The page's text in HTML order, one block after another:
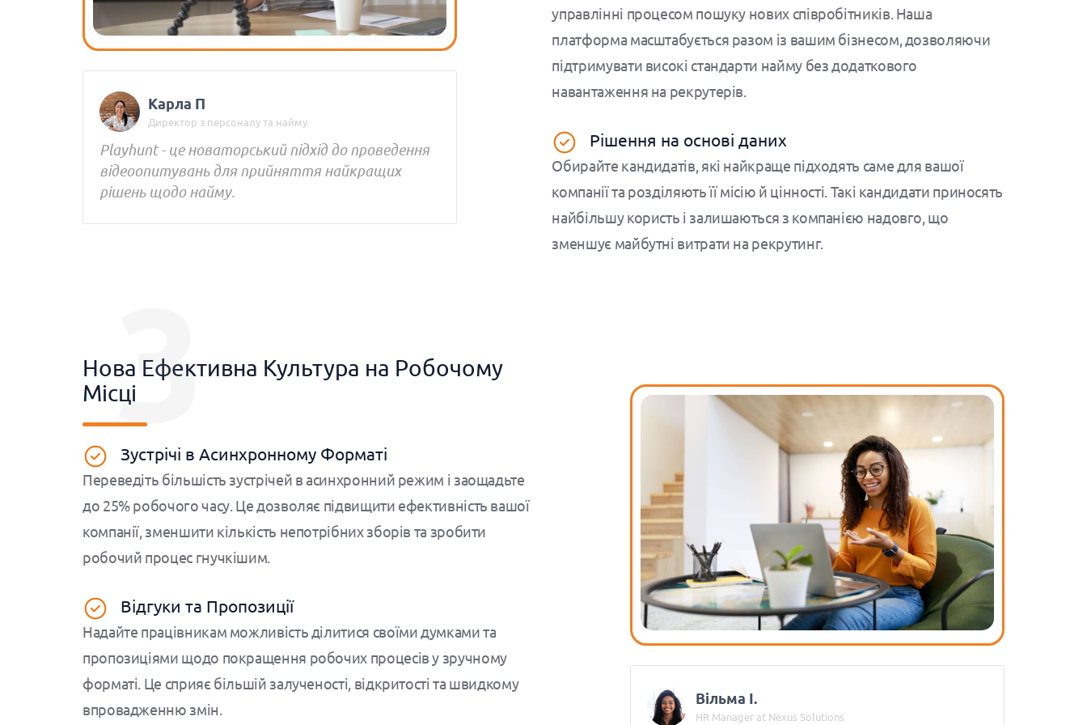
Карла П
Директор з персоналу та найму
Playhunt - це новаторський підхід до проведення
відеоопитувань для прийняття найкращих
рішень щодо найму.
управлінні процесом пошуку нових співробітників. Наша
платформа масштабується разом із вашим бізнесом, дозволяючи
підтримувати високі стандарти найму без додаткового
навантаження на рекрутерів.
Рішення на основі даних
Обирайте кандидатів, які найкраще підходять саме для вашої
компанії та розділяють її місію й цінності. Такі кандидати приносять
найбільшу користь і залишаються з компанією надовго, що
зменшує майбутні витрати на рекрутинг.
Нова Ефективна Культура на Робочому
Місці3
Зустрічі в Асинхронному Форматі
Переведіть більшість зустрічей в асинхронний режим і заощадьте
до 25% робочого часу. Це дозволяє підвищити ефективність вашої
компанії, зменшити кількість непотрібних зборів та зробити
робочий процес гнучкішим.
Відгуки та Пропозиції
Надайте працівникам можливість ділитися своїми думками та
пропозиціями щодо покращення робочих процесів у зручному
форматі. Це сприяє більшій залученості, відкритості та швидкому
впровадженню змін.
Вільма І.
HR Manager at Nexus Solutions